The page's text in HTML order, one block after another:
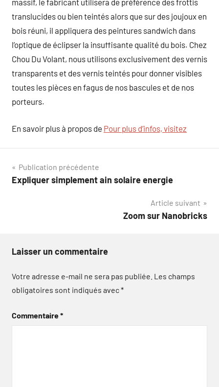
massif, le fabricant utilisera de préférence des frottis
translucides ou bien teintés alors que sur des joujoux en
bois réuni, il appliquera des peintures sandwich dans
l’optique de éclipser la insuffisante qualité du bois. Chez
Chou Du Volant, nous utilisons exclusivement des vernis
transparents et des vernis teintés pour donner visibles
toutes les pièces en fagus de nos bascules et de nos
porteurs.
En savoir plus à propos de Pour plus d’infos, visitez
Navigation
de
Publication précédente
Expliquer simplement ain solaire energie
Article suivant
Zoom sur Nanobricks
Laisser un commentaire
Votre adresse e-mail ne sera pas publiée. Les champs
obligatoires sont indiqués avec*
Commentaire*